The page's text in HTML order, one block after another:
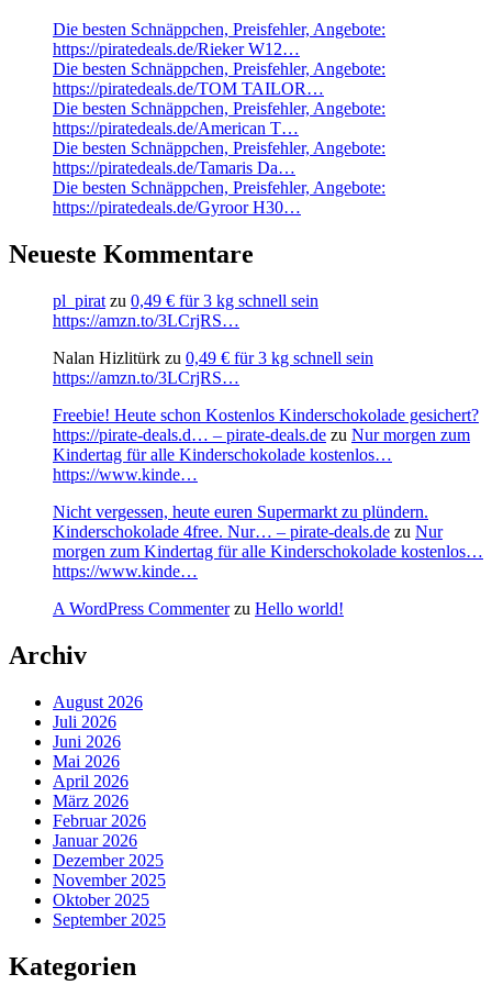
Die besten Schnäppchen, Preisfehler, Angebote:
https://piratedeals.de/Rieker W12…
Die besten Schnäppchen, Preisfehler, Angebote:
https://piratedeals.de/TOM TAILOR…
Die besten Schnäppchen, Preisfehler, Angebote:
https://piratedeals.de/American T…
Die besten Schnäppchen, Preisfehler, Angebote:
https://piratedeals.de/Tamaris Da…
Die besten Schnäppchen, Preisfehler, Angebote:
https://piratedeals.de/Gyroor H30…
Neueste Kommentare
pl_pirat zu 0,49 € für 3 kg schnell sein
https://amzn.to/3LCrjRS…
Nalan Hizlitürk zu 0,49 € für 3 kg schnell sein
https://amzn.to/3LCrjRS…
Freebie! Heute schon Kostenlos Kinderschokolade gesichert?
https://pirate-deals.d… – pirate-deals.de zu Nur morgen zum
Kindertag für alle Kinderschokolade kostenlos…
https://www.kinde…
Nicht vergessen, heute euren Supermarkt zu plündern.
Kinderschokolade 4free. Nur… – pirate-deals.de zu Nur
morgen zum Kindertag für alle Kinderschokolade kostenlos…
https://www.kinde…
A WordPress Commenterzu Hello world!
Archiv
August 2026
Juli 2026
Juni 2026
Mai 2026
April 2026
März 2026
Februar 2026
Januar 2026
Dezember 2025
November 2025
Oktober 2025
September 2025
Kategorien